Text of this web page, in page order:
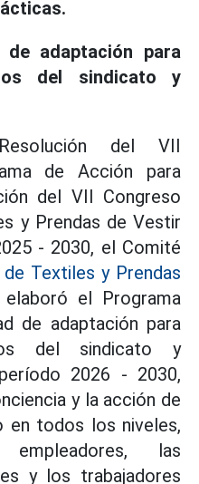
adaptación para
del sindicato y
del VII
de Acción para
del VII Congreso
y Prendas de Vestir
- 2030, el Comité
Textiles y Prendas
el Programa
de adaptación para
del sindicato y
2026 - 2030,
y la acción de
en todos los niveles,
las
y los trabajadores